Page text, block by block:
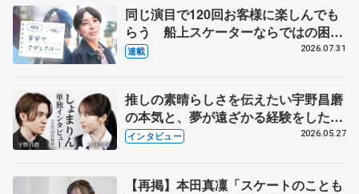
同じ演目で120回お客様に楽しんでも
らう 船上スケーターならではの困難
とは 影響あったPIW前キャプテン松
連載 2026.07.31
推しの素晴らしさを伝えたい宇野昌磨
の本気と、夢が遠ざかる経験をした本
田真凜の覚悟
インタビュー 2026.05.27
【再掲】本田真凜「スケートのことも